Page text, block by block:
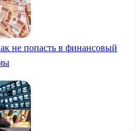
не попасть в финансовый